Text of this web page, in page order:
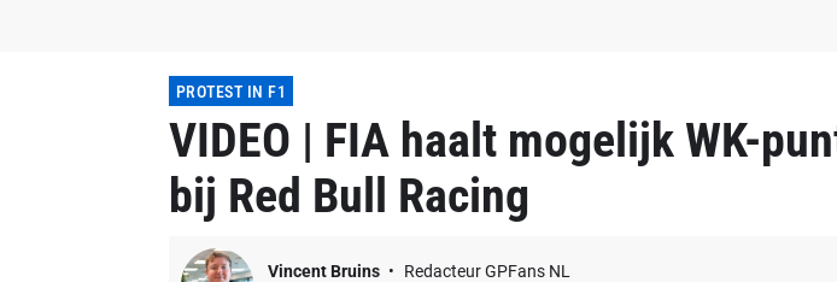
PROTEST IN F1
VIDEO | FIA haalt mogelijk WK-
bij Red Bull Racing
Vincent Bruins
Redacteur GPFans NL